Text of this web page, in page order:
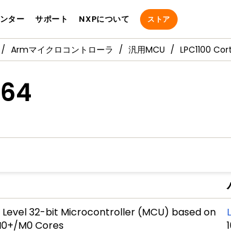
ター サポート NXPについて ストア
Armマイクロコントローラ 汎用MCU LPC1100
32-bit Microcontroller (MCU) based on
M0 Cores